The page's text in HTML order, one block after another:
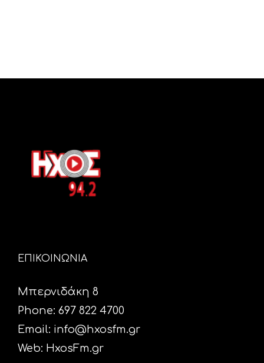
ΕΠΙΚΟΙΝΩΝΙΑ
Μπερνιδάκη 8
Phone: 697 822 4700
Email: info@hxosfm.gr
Web: HxosFm.gr